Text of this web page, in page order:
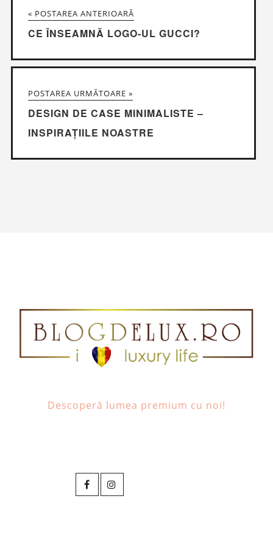
« POSTAREA ANTERIOARĂ
CE ÎNSEAMNĂ LOGO-UL GUCCI?
POSTAREA URMĂTOARE »
DESIGN DE CASE MINIMALISTE –
INSPIRAȚIILE NOASTRE
Descoperă lumea premium cu noi!